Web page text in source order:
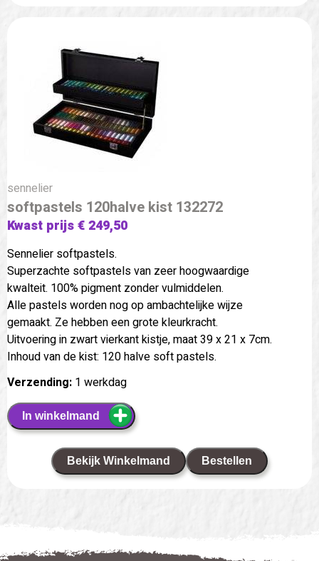
sennelier
softpastels 120halve kist 132272
Kwast prijs € 249,50
Sennelier softpastels.
Superzachte softpastels van zeer hoogwaardige
kwalteit. 100% pigment zonder vulmiddelen.
Alle pastels worden nog op ambachtelijke wijze
gemaakt. Ze hebben een grote kleurkracht.
Uitvoering in zwart vierkant kistje, maat 39 x 21 x 7cm.
Inhoud van de kist: 120 halve soft pastels.
Verzending: 1 werkdag
In winkelmand
Bekijk Winkelmand Bestellen